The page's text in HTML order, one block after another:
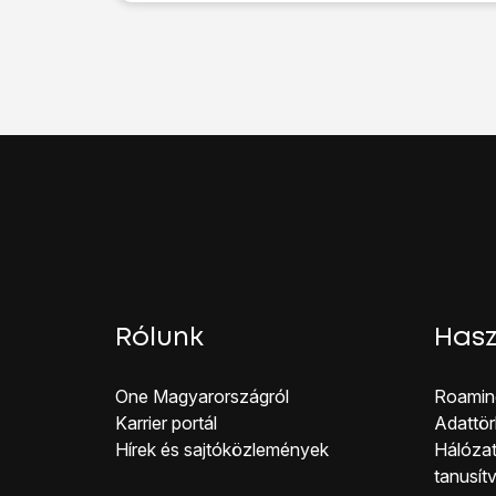
Kattintsaz
Rólunk
One Magyar országról
Karrier portál
Hírek és sajtóközlemények